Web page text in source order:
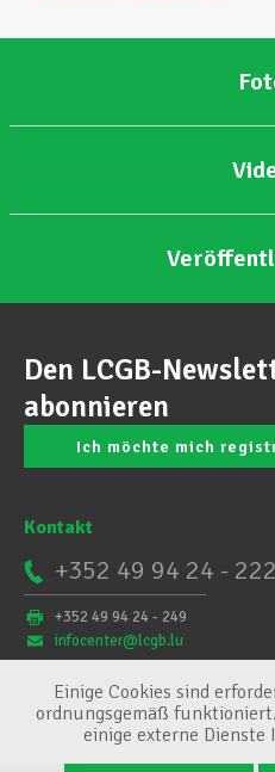
Den LCGB-
abonnieren
Ich möchte mich
Kontakt
+352 49 94 24 - 222
+352 49 94 24 - 249
infocenter@lcgb.lu
Einige Cookies sind
ordnungsgemäß
einige externe